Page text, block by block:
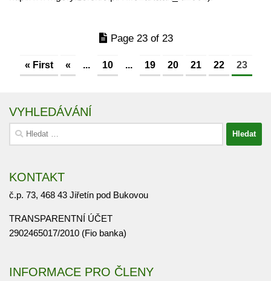
Page 23 of 23
« First « ... 10 ... 19 20 21 22 23
VYHLEDÁVÁNÍ
Vyhledávání
KONTAKT
č.p. 73, 468 43 Jiřetín pod Bukovou
TRANSPARENTNÍ ÚČET
2902465017/2010 (Fio banka)
INFORMACE PRO ČLENY